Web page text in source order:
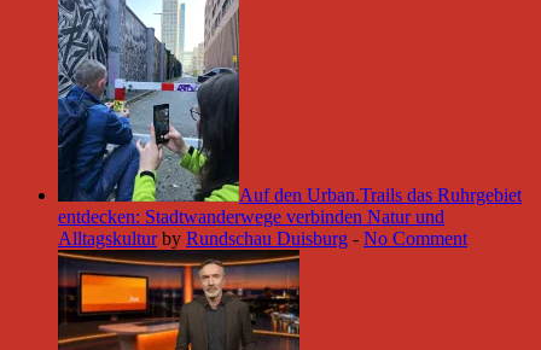
Auf den Urban.Trails das Ruhrgebiet
entdecken: Stadtwanderwege verbinden Natur und
Alltagskultur by Rundschau Duisburg - No Comment